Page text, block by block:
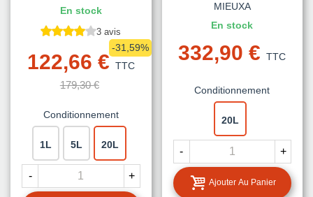
En stock
3 avis
122,66 € TTC
179,30 €
-31,59%
Conditionnement
1L 5L 20L
- +
MIEUXA
En stock
332,90 € TTC
Conditionnement
20L
- +
Ajouter Au Panier